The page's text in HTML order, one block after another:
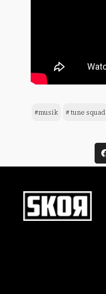
#musik # tune squad